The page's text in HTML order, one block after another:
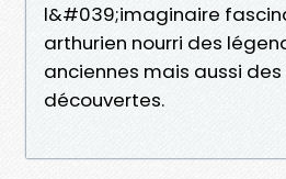
l&#039;imaginaire
arthurien nourri des
anciennes mais aussi
découvertes.